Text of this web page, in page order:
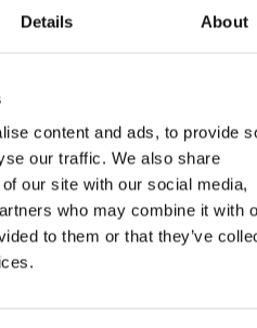
Details About
content and ads, to provide
our traffic. We also share
our site with our social media,
who may combine it with
to them or that they’ve